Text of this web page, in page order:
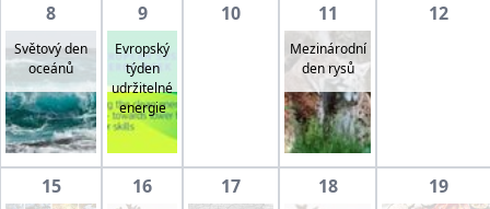
8
Světový den
oceánů
9
Evropský
týden
udržitelné
energie
10 11
Mezinárodní
den rysů
12
15 16 17 18 19